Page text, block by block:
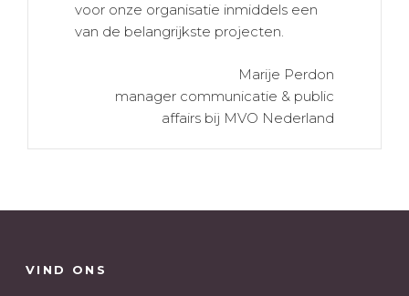
voor onze organisatie inmiddels een
van de belangrijkste projecten.
Marije Perdon
manager communicatie & public
affairs bij MVO Nederland
VIND ONS